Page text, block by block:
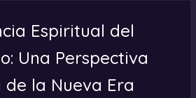
Espiritual del
Una Perspectiva
la Nueva Era